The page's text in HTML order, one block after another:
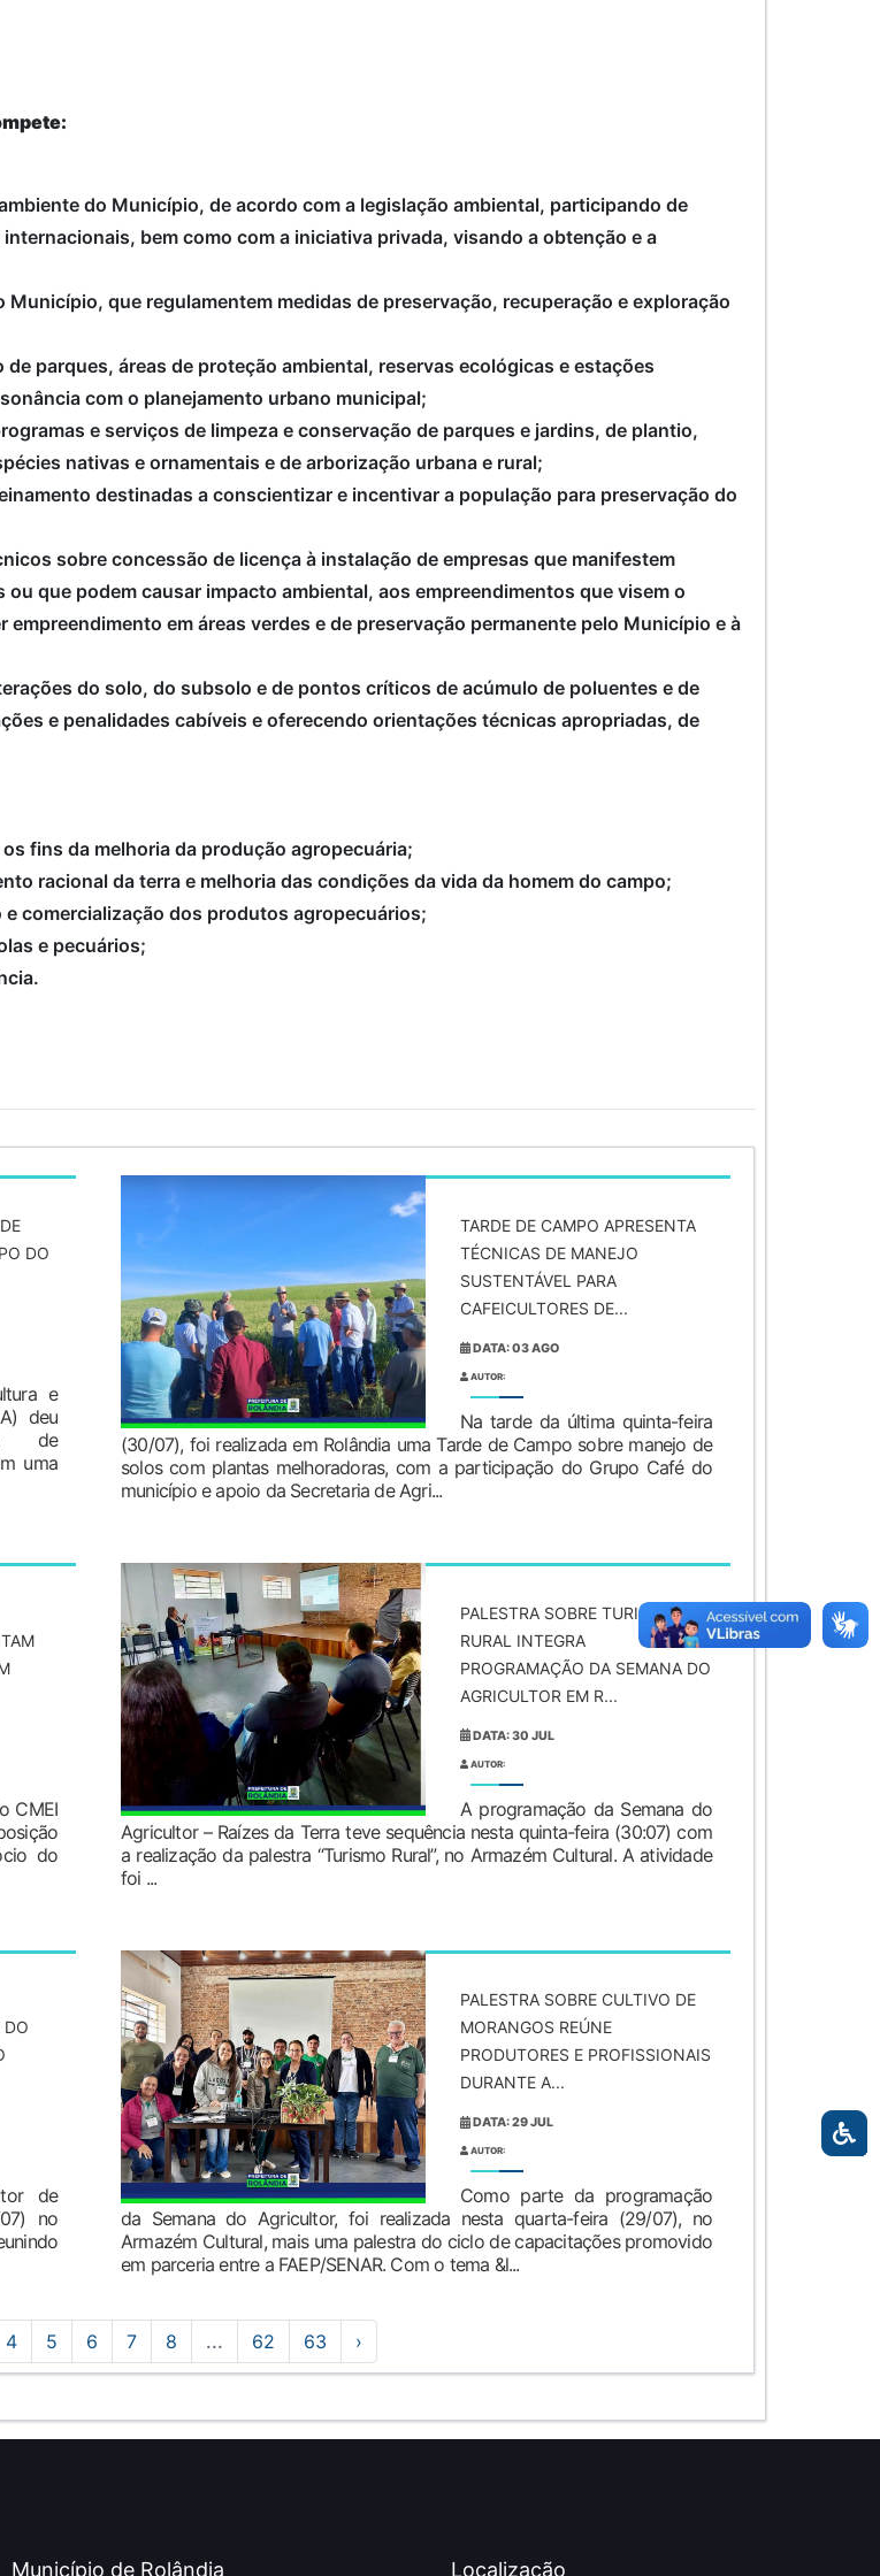
do Município, de acordo com a legislação ambiental, participando de
bem como com a iniciativa privada, visando a obtenção e a
que regulamentem medidas de preservação, recuperação e exploração
parques, áreas de proteção ambiental, reservas ecológicas e estações
com o planejamento urbano municipal;
e serviços de limpeza e conservação de parques e jardins, de plantio,
nativas e ornamentais e de arborização urbana e rural;
destinadas a conscientizar e incentivar a população para preservação do
sobre concessão de licença à instalação de empresas que manifestem
que podem causar impacto ambiental, aos empreendimentos que visem o
em áreas verdes e de preservação permanente pelo Município e à
do solo, do subsolo e de pontos críticos de acúmulo de poluentes e de
e penalidades cabíveis e oferecendo orientações técnicas apropriadas, de
fins da melhoria da produção agropecuária;
racional da terra e melhoria das condições da vida da homem do campo;
comercialização dos produtos agropecuários;
e pecuários;
DO
e
deu
de
uma
TARDE DE CAMPO APRESENTA
TÉCNICAS DE MANEJO
SUSTENTÁVEL PARA
CAFEICULTORES DE...
DATA: 03 AGO
AUTOR:
Na tarde da última quinta-feira
(30/07), foi realizada em Rolândia uma Tarde de Campo sobre manejo de
solos com plantas melhoradoras, com a participação do Grupo Café do
município e apoio da Secretaria de Agri...
CMEI
do
PALESTRA SOBRE TURISMO
RURAL INTEGRA
PROGRAMAÇÃO DA SEMANA DO
AGRICULTOR EM R...
DATA: 30 JUL
AUTOR:
A programação da Semana do
Agricultor – Raízes da Terra teve sequência nesta quinta-feira (30:07) com
a realização da palestra “Turismo Rural”, no Armazém Cultural. A atividade
foi ...
DO
de
no
PALESTRA SOBRE CULTIVO DE
MORANGOS REÚNE
PRODUTORES E PROFISSIONAIS
DURANTE A...
DATA: 29 JUL
AUTOR:
Como parte da programação
da Semana do Agricultor, foi realizada nesta quarta-feira (29/07), no
Armazém Cultural, mais uma palestra do ciclo de capacitações promovido
em parceria entre a FAEP/SENAR. Com o tema &l...
4 5 6 7 8 ... 62 63 ›
Município de Rolândia Localização